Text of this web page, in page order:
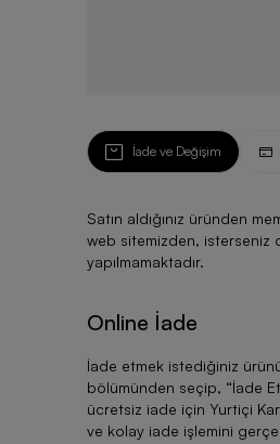
İade ve Değişim
Satın aldığınız üründen
web sitemizden, isterseniz
yapılmamaktadır.
Online İade
İade etmek istediğiniz
bölümünden seçip, “İade Et
ücretsiz iade için Yurtiçi
ve kolay iade işlemini